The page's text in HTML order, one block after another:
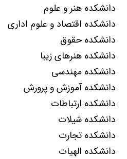
دانشکده هنر و علوم
دانشکده اقتصاد و علوم اداری
دانشکده حقوق
دانشکده هنرهای زیبا
دانشکده مهندسی
دانشکده آموزش و پرورش
دانشکده ارتباطات
دانشکده شیلات
دانشکده تجارت
دانشکده الهیات